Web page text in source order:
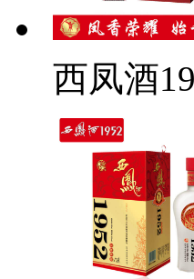
西凤酒